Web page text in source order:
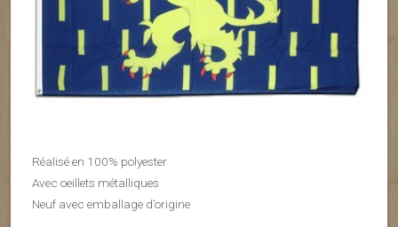
Réalisé en 100% polyester
Avec oeillets métalliques
Neuf avec emballage d’origine